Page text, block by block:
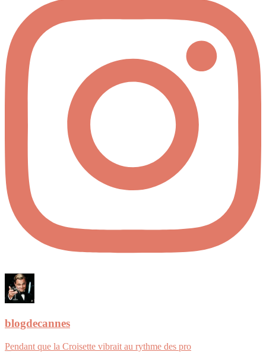
blogdecannes
Pendant que la Croisette vibrait au rythme des pro